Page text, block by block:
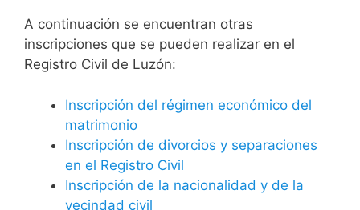
A continuación se encuentran otras
inscripciones que se pueden realizar en el
Registro Civil de Luzón:
Inscripción del régimen económico del
matrimonio
Inscripción de divorcios y separaciones
en el Registro Civil
Inscripción de la nacionalidad y de la
vecindad civil